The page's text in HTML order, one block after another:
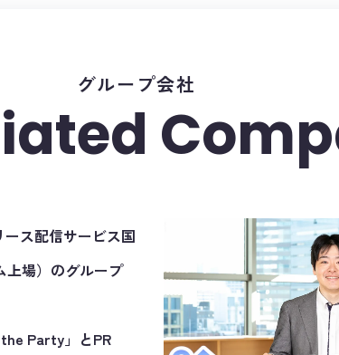
グループ会社
ース配信サービス国
上場）のグループ
Party」とPR